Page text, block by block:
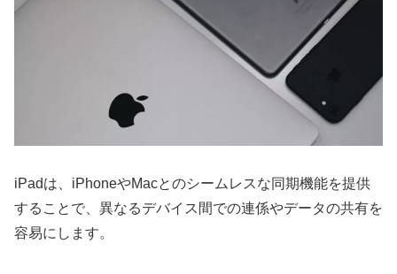
iPadは、iPhoneやMacとのシームレスな同期機能を提供
することで、異なるデバイス間での連係やデータの共有を
容易にします。